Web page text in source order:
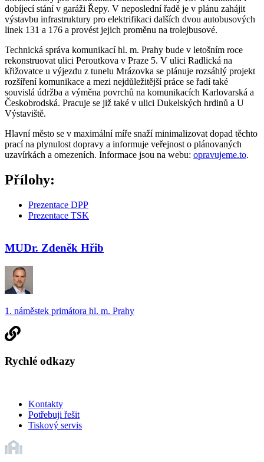
dobíjecí stání v garáži Řepy. V neposlední řadě je v plánu zahájit
výstavbu infrastruktury pro elektrifikaci dalších dvou autobusových
linek 131 a 176 a provést jejich proměnu na trolejbusové.
Technická správa komunikací hl. m. Prahy bude v letošním roce
rekonstruovat ulici Peroutkova v Praze 5. V ulici Radlická na
křižovatce u výjezdu z tunelu Mrázovka se plánuje rozsáhlý projekt
rozšíření komunikace a mezi nejdůležitější práce se řadí také
souvislá údržba a výměna povrchů na komunikacích Karlovarská a
Českobrodská. Pracuje se již také v ulici Dukelských hrdinů a U
Výstaviště.
Hlavní město se v maximální míře snaží minimalizovat dopad těchto
prací na plynulost dopravy a informuje veřejnost o plánovaných
uzavírkách a omezeních. Informace jsou na webu: opravujeme.to.
Přílohy:
Prezentace DPP
Prezentace TSK
MUDr. Zdeněk Hřib
1. náměstek primátora hl. m. Prahy
Rychlé odkazy
Kontakty
Potřebuji řešit
Tiskový servis